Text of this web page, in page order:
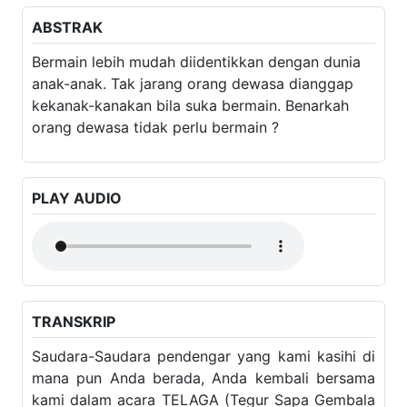
Bermain lebih mudah diidentikkan dengan dunia anak-
anak. Tak jarang orang dewasa dianggap kekanak-
kanakan bila suka bermain. Benarkah orang dewasa
tidak perlu bermain ?
PLAY AUDIO
TRANSKRIP
Saudara-Saudara pendengar yang kami kasihi di mana
pun Anda berada, Anda kembali bersama kami dalam
acara TELAGA (Tegur Sapa Gembala Keluarga). Acara
ini diselenggarakan oleh Lembaga Bina Keluarga